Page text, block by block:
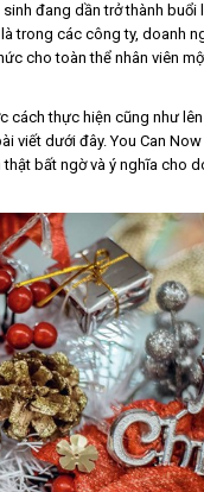
đang dần trở thành buổi
trong các công ty, doanh
cho toàn thể nhân viên
cách thực hiện cũng như
viết dưới đây. You Can
bất ngờ và ý nghĩa cho